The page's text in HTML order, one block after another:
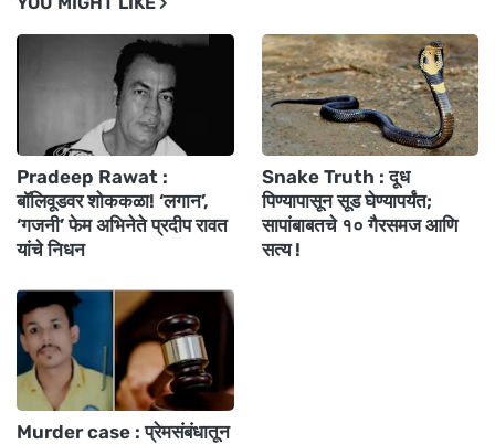
Pradeep Rawat :
बॉलिवूडवर शोककळा! ‘लगान’,
‘गजनी’ फेम अभिनेते प्रदीप रावत
यांचे निधन
Snake Truth : दूध
पिण्यापासून सूड घेण्यापर्यंत;
सापांबाबतचे १० गैरसमज आणि
सत्य !
Murder case : प्रेमसंबंधातून